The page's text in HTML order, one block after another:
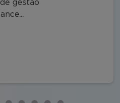
gestão